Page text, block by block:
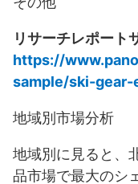
リサーチレポート
https://
sample/ski-
地域別市場分析
地域別に見ると、
品市場で最大のシ